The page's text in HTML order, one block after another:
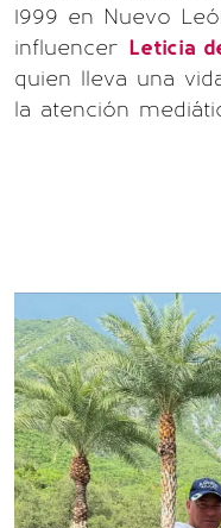
1999 en Nuevo
influencer Leticia
quien lleva una
la atención